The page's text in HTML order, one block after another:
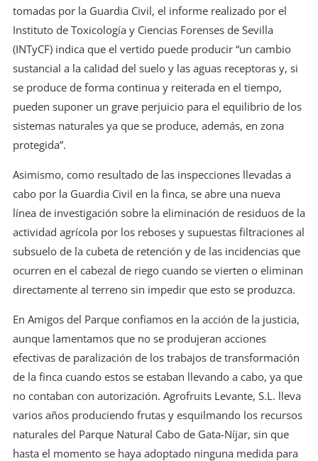
tomadas por la Guardia Civil, el informe realizado por el
Instituto de Toxicología y Ciencias Forenses de Sevilla
(INTyCF) indica que el vertido puede producir “un cambio
sustancial a la calidad del suelo y las aguas receptoras y, si
se produce de forma continua y reiterada en el tiempo,
pueden suponer un grave perjuicio para el equilibrio de los
sistemas naturales ya que se produce, además, en zona
protegida”.
Asimismo, como resultado de las inspecciones llevadas a
cabo por la Guardia Civil en la finca, se abre una nueva
línea de investigación sobre la eliminación de residuos de la
actividad agrícola por los reboses y supuestas filtraciones al
subsuelo de la cubeta de retención y de las incidencias que
ocurren en el cabezal de riego cuando se vierten o eliminan
directamente al terreno sin impedir que esto se produzca.
En Amigos del Parque confiamos en la acción de la justicia,
aunque lamentamos que no se produjeran acciones
efectivas de paralización de los trabajos de transformación
de la finca cuando estos se estaban llevando a cabo, ya que
no contaban con autorización. Agrofruits Levante, S.L. lleva
varios años produciendo frutas y esquilmando los recursos
naturales del Parque Natural Cabo de Gata-Níjar, sin que
hasta el momento se haya adoptado ninguna medida para